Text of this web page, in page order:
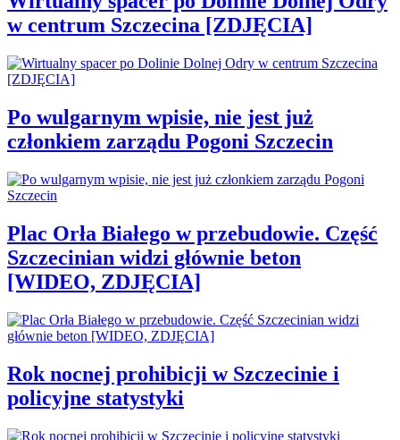
w centrum Szczecina [ZDJĘCIA]
Po wulgarnym wpisie, nie jest już
członkiem zarządu Pogoni Szczecin
Plac Orła Białego w przebudowie. Część
Szczecinian widzi głównie beton
[WIDEO, ZDJĘCIA]
Rok nocnej prohibicji w Szczecinie i
policyjne statystyki